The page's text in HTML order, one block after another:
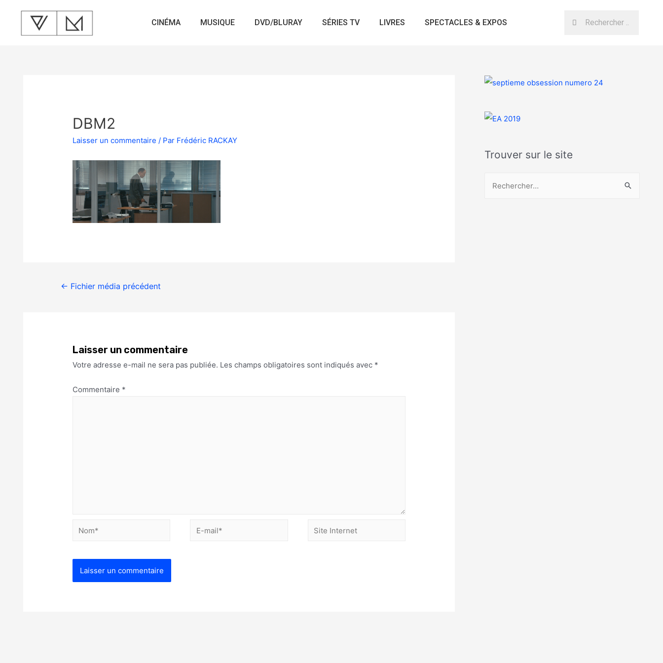
CINÉMA MUSIQUE DVD/BLURAY SÉRIES TV LIVRES SPECTACLES & EXPOS
DBM2
Laisser un commentaire / Par Frédéric RACKAY
← Fichier média précédent
Laisser un commentaire
Votre adresse e-mail ne sera pas publiée. Les champs obligatoires sont indiqués avec *
Commentaire *
Trouver sur le site